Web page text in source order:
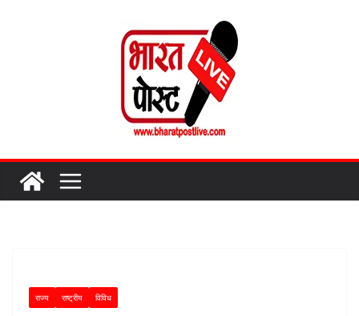
राज्य राष्ट्रीय विविध